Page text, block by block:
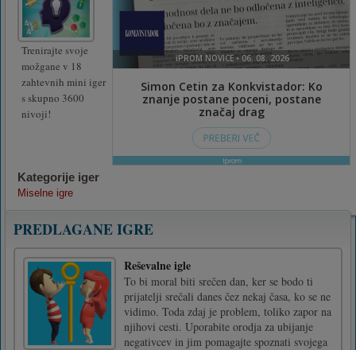
Trenirajte svoje
možgane v 18
zahtevnih mini iger
s skupno 3600
nivoji!
Kategorije iger
Miselne igre
PREDLAGANE IGRE
Reševalne igle
To bi moral biti srečen dan, ker se bodo ti
prijatelji srečali danes čez nekaj časa, ko se ne
vidimo. Toda zdaj je problem, toliko zapor na
njihovi cesti. Uporabite orodja za ubijanje
negativcev in jim pomagajte spoznati svojega